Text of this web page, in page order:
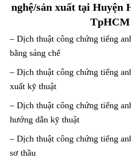
nghệ/sản xuất tại Huyện
TpHCM
– Dịch thuật công chứng tiếng
bằng sáng chế
– Dịch thuật công chứng tiếng
xuất kỹ thuật
– Dịch thuật công chứng tiếng
hướng dẫn kỹ thuật
– Dịch thuật công chứng tiếng
sơ thầu